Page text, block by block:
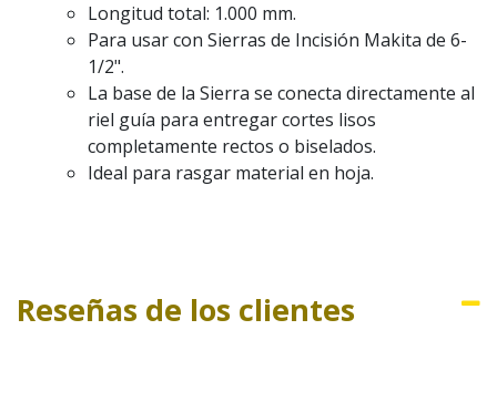
Longitud total: 1.000 mm.
Para usar con Sierras de Incisión Makita de 6-
1/2".
La base de la Sierra se conecta directamente al
riel guía para entregar cortes lisos
completamente rectos o biselados.
Ideal para rasgar material en hoja.
Reseñas de los clientes